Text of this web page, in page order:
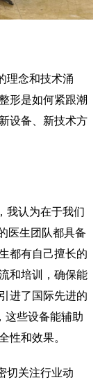
理念和技术涌
形是如何紧跟潮
设备、新技术方
我认为在于我们
医生团队都具备
都有自己擅长的
和培训，确保能
进了国际先进的
这些设备能辅助
性和效果。
切关注行业动